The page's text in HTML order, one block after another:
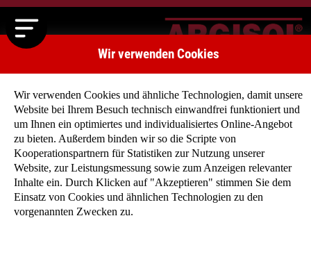
Startseite » Typenhäuser »Typenhaus Villa Toscano I
Wir verwenden Cookies
Wir verwenden Cookies und ähnliche Technologien, damit unsere
Website bei Ihrem Besuch technisch einwandfrei funktioniert und
um Ihnen ein optimiertes und individualisiertes Online-Angebot
zu bieten. Außerdem binden wir so die Scripte von
Kooperationspartnern für Statistiken zur Nutzung unserer
Website, zur Leistungsmessung sowie zum Anzeigen relevanter
Inhalte ein. Durch Klicken auf "Akzeptieren" stimmen Sie dem
Einsatz von Cookies und ähnlichen Technologien zu den
vorgenannten Zwecken zu.